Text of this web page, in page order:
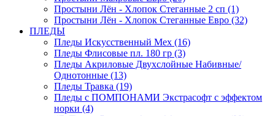
Простыни Лён - Хлопок Стеганные 2 сп (1)
Простыни Лён - Хлопок Стеганные Евро (32)
ПЛЕДЫ
Пледы Искусственный Мех (16)
Пледы Флисовые пл. 180 гр (3)
Пледы Акриловые Двухслойные Набивные/
Однотонные (13)
Пледы Травка (19)
Пледы с ПОМПОНАМИ Экстрасофт с эффектом
норки (4)